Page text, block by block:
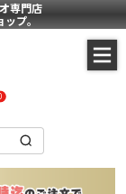
専門店
ップ。